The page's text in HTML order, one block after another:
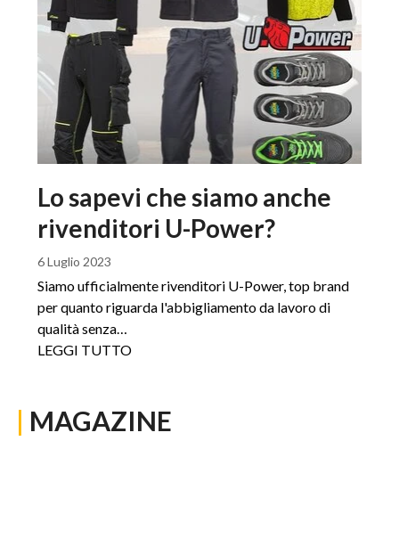
Lo sapevi che siamo anche
rivenditori U-Power?
6 Luglio 2023
Siamo ufficialmente rivenditori U-Power, top brand
per quanto riguarda l'abbigliamento da lavoro di
qualità senza…
LEGGI TUTTO
| MAGAZINE